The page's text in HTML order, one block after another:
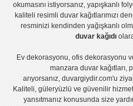
okumasını istiyorsanız, yapışkanlı
kaliteli resimli duvar kağıtlarımızı
resminizi kendinden yağışkanlı
duvar kağıdı
Ev dekorasyonu,ofis dekorasyonu
manzara duvar kağıtları,
arıyorsanız, duvargiydir.com'u
Kaliteli, güleryüzlü ve güvenilir
yansıtmanız konusunda size